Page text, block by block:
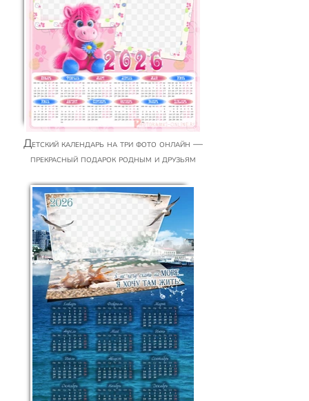
Детский календарь на три фото онлайн —
прекрасный подарок родным и друзьям